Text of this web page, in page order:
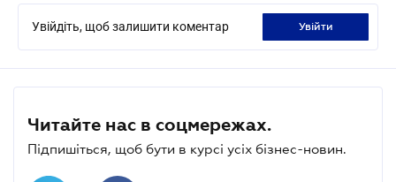
Увійдіть, щоб залишити коментар увійти
Читайте нас в соцмережах.
Підпишіться, щоб бути в курсі усіх бізнес-новин.